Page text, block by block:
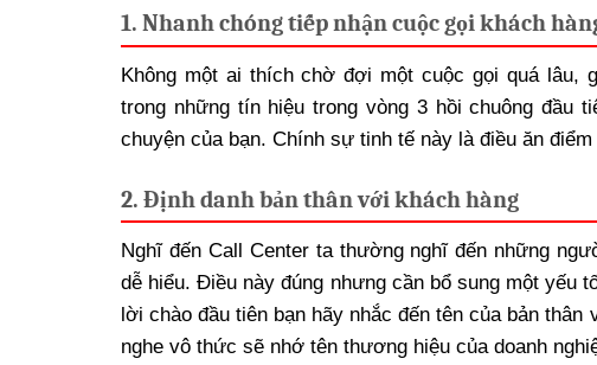
1. Nhanh chóng tiếp nhận cuộc gọi khách
Không một ai thích chờ đợi một cuộc gọi quá lâu,
trong những tín hiệu trong vòng 3 hồi chuông đầu
chuyện của bạn. Chính sự tinh tế này là điều ăn
2. Định danh bản thân với khách hàng
Nghĩ đến Call Center ta thường nghĩ đến những
dễ hiểu. Điều này đúng nhưng cần bổ sung một yếu
lời chào đầu tiên bạn hãy nhắc đến tên của bản
nghe vô thức sẽ nhớ tên thương hiệu của doanh